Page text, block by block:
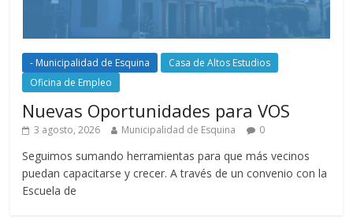
- Municipalidad de Esquina
Casa de Altos Estudios
Oficina de Empleo
Nuevas Oportunidades para VOS
3 agosto, 2026 Municipalidad de Esquina 0
Seguimos sumando herramientas para que más vecinos
puedan capacitarse y crecer. A través de un convenio con la
Escuela de